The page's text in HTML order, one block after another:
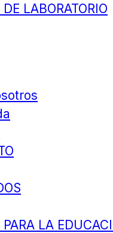
LABORATORIO
PARA LA